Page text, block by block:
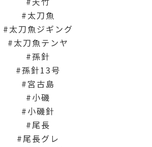
太刀魚
太刀魚ジギング
太刀魚テンヤ
孫針
孫針13号
宮古島
小磯
小磯針
尾長
尾長グレ